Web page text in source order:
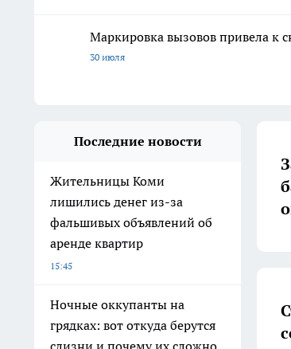
Маркировка вызовов привела к
30 июля
Последние новости
Жительницы Коми
лишились денег из-за
фальшивых объявлений об
аренде квартир
15:45
Ночные оккупанты на
грядках: вот откуда берутся